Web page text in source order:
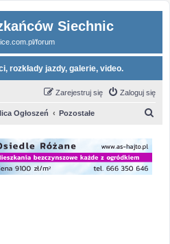
Siechnic
forum
rozkłady jazdy, galerie, video.
Zaloguj się
Zarejestruj się
Ogłoszeń Pozostałe